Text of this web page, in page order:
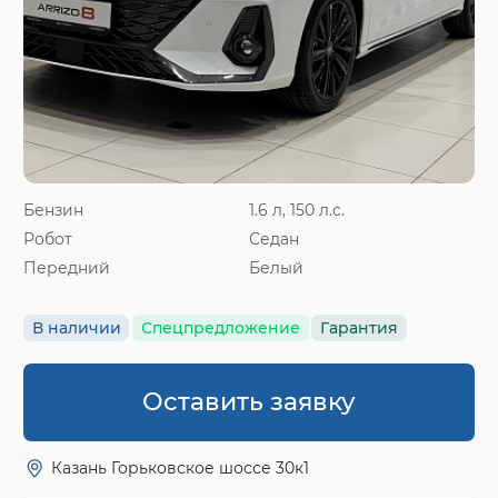
Бензин
1.6 л, 150 л.с.
Робот
Седан
Передний
Белый
В наличии Спецпредложение Гарантия
Оставить заявку
Казань Горьковское шоссе 30к1